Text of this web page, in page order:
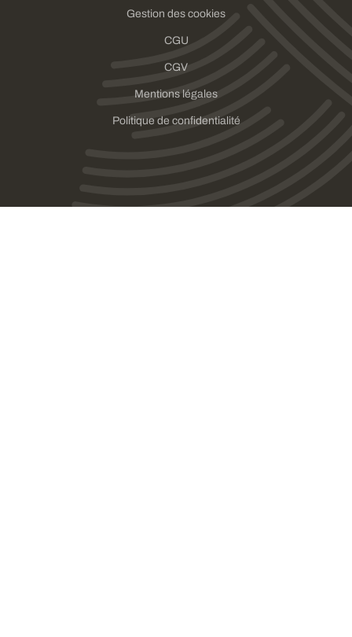
Gestion des cookies
CGU
CGV
Mentions légales
Politique de confidentialité